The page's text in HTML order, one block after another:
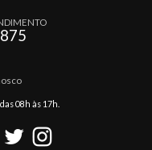
08h às 17h.